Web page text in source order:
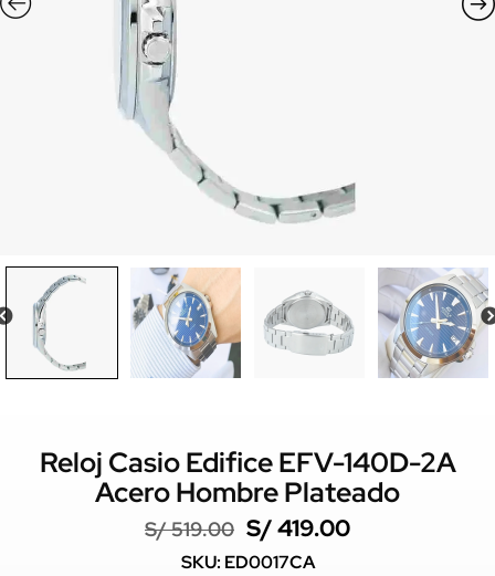
Reloj Casio Edifice EFV-140D-2A
Acero Hombre Plateado
S/519.00 S/419.00
SKU: ED0017CA